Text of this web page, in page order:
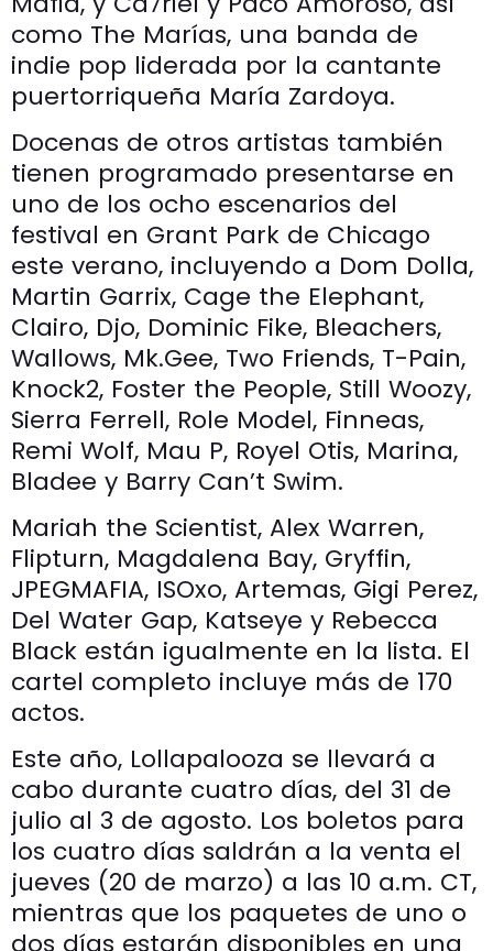
como The Marías, una banda de
indie pop liderada por la cantante
puertorriqueña María Zardoya.
Docenas de otros artistas también
tienen programado presentarse en
uno de los ocho escenarios del
festival en Grant Park de Chicago
este verano, incluyendo a Dom Dolla,
Martin Garrix, Cage the Elephant,
Clairo, Djo, Dominic Fike, Bleachers,
Wallows, Mk.Gee, Two Friends, T-Pain,
Knock2, Foster the People, Still Woozy,
Sierra Ferrell, Role Model, Finneas,
Remi Wolf, Mau P, Royel Otis, Marina,
Bladee y Barry Can’t Swim.
Mariah the Scientist, Alex Warren,
Flipturn, Magdalena Bay, Gryffin,
JPEGMAFIA, ISOxo, Artemas, Gigi Perez,
Del Water Gap, Katseye y Rebecca
Black están igualmente en la lista. El
cartel completo incluye más de 170
actos.
Este año, Lollapalooza se llevará a
cabo durante cuatro días, del 31 de
julio al 3 de agosto. Los boletos para
los cuatro días saldrán a la venta el
jueves (20 de marzo) a las 10 a.m. CT,
mientras que los paquetes de uno o
dos días estarán disponibles en una